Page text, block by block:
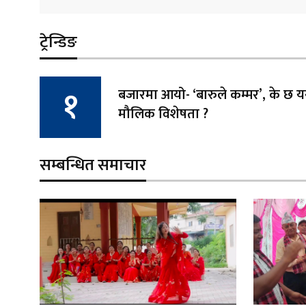
ट्रेन्डिङ
बजारमा आयो- ‘बारुले कम्मर’, के छ
मौलिक विशेषता ?
सम्बन्धित समाचार